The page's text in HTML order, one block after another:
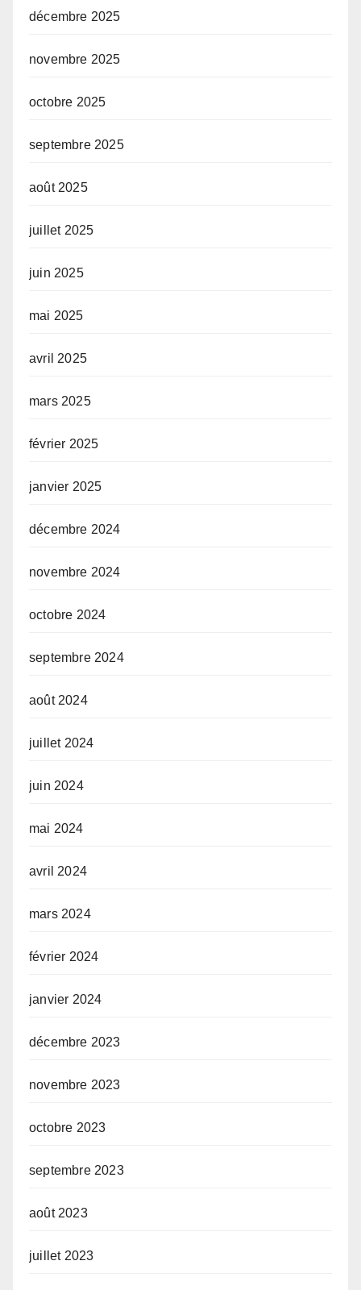
décembre 2025
novembre 2025
octobre 2025
septembre 2025
août 2025
juillet 2025
juin 2025
mai 2025
avril 2025
mars 2025
février 2025
janvier 2025
décembre 2024
novembre 2024
octobre 2024
septembre 2024
août 2024
juillet 2024
juin 2024
mai 2024
avril 2024
mars 2024
février 2024
janvier 2024
décembre 2023
novembre 2023
octobre 2023
septembre 2023
août 2023
juillet 2023